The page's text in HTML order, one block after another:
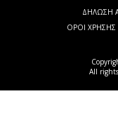
All
ΔΗΛΩΣΗ
ΟΡΟΙ ΧΡΗΣΗΣ